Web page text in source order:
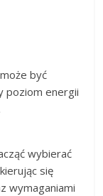
być
poziom energii
wybierać
się
wymaganiami